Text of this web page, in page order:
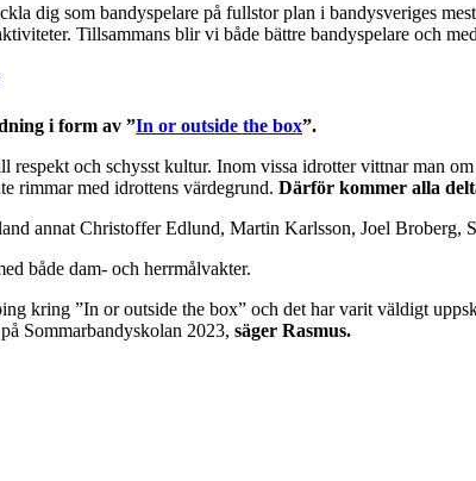
dig som bandyspelare på fullstor plan i bandysveriges
Tillsammans blir vi både bättre bandyspelare och
i form av ”In or outside the box”.
respekt och schysst kultur. Inom vissa idrotter vittnar man
rimmar med idrottens värdegrund. Därför kommer alla
annat Christoffer Edlund, Martin Karlsson, Joel Broberg,
både dam- och herrmålvakter.
kring ”In or outside the box” och det har varit väldigt
Sommarbandyskolan 2023, säger Rasmus.